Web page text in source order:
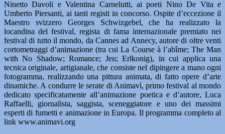
Ninetto Davoli e Valentina Carnelutti, ai poeti Nino De Vita e
Umberto Piersanti, ai tanti registi in concorso. Ospite d’eccezione il
Maestro svizzero Georges Schwizgebel, che ha realizzato la
locandina del festival, regista di fama internazionale premiato nei
festival di tutto il mondo, da Cannes ad Annecy, autore di oltre venti
cortometraggi d’animazione (tra cui La Course à l’abîme; The Man
with No Shadow; Romance; Jeu; Erlkonig), in cui applica una
tecnica originale, artigianale, che consiste nel dipingere a mano ogni
fotogramma, realizzando una pittura animata, di fatto opere d’arte
dinamiche. A condurre le serate di Animavì, primo festival al mondo
dedicato specificatamente all’animazione poetica e d’autore, Luca
Raffaelli, giornalista, saggista, sceneggiatore e uno dei massimi
esperti di fumetti e animazione in Europa. Il programma completo al
link www.animavi.org